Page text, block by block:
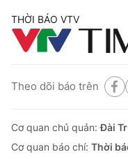
THỜI BÁO VTV
Theo dõi báo trên
Cơ quan chủ quản:Đài
Cơ quan báo chí: Thời